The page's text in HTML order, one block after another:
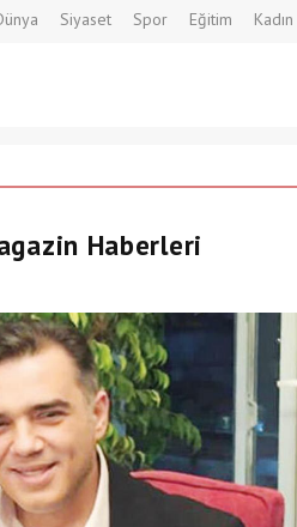
Siyaset Spor Eğitim Kadın
Haberleri